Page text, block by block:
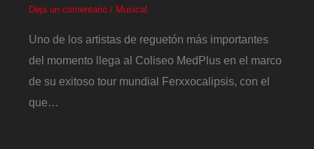
Deja un comentario / Musical
Uno de los artistas de reguetón más importantes
del momento llega al Coliseo MedPlus en el marco
de su exitoso tour mundial Ferxxocalipsis, con el
que…